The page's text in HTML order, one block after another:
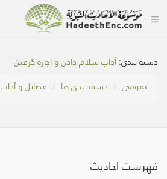
دسته بندی:آداب سلام دادن و اجازه گرفتن
عمومی
دسته بندی ها فضایل و آداب
فهرست احادیث